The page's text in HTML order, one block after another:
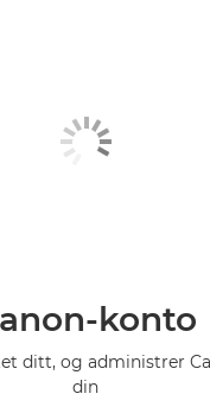
konto
ditt, og administrer
din